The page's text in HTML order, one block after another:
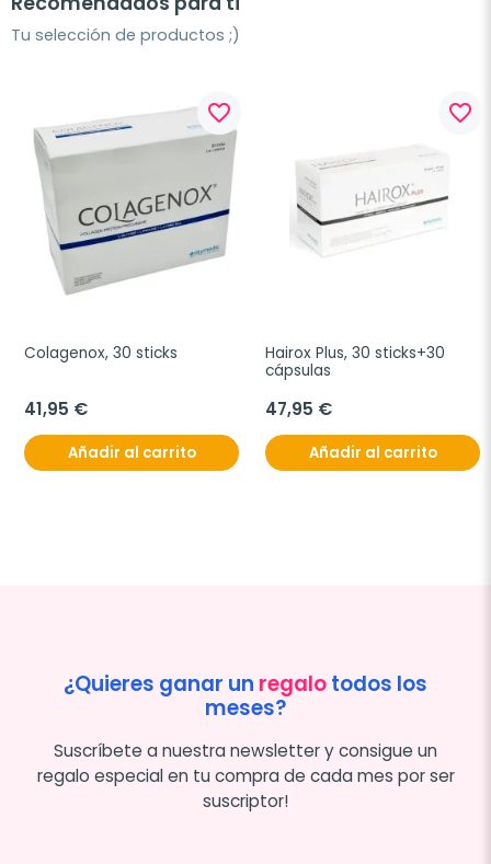
Tu selección de productos ;)
favorite_border
Colagenox, 30 sticks
41,95 €
Añadir al carrito
favorite_border
Hairox Plus, 30 sticks+30
cápsulas
47,95 €
Añadir al carrito
¿Quieres ganar un regalotodos los
meses?
Suscríbete a nuestra newsletter y consigue un
regalo especial en tu compra de cada mes por ser
suscriptor!